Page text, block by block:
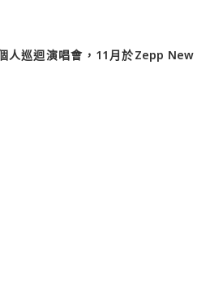
人巡迴演唱會，11月於Zepp New